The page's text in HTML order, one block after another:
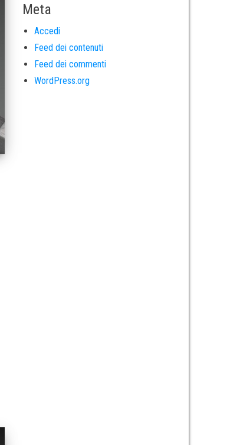
Meta
Accedi
Feed dei contenuti
Feed dei commenti
WordPress.org